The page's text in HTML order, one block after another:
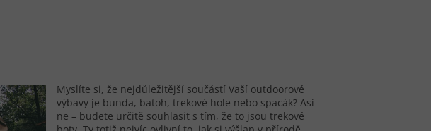
Myslíte si, že nejdůležitější součástí Vaší outdoorové
výbavy je bunda, batoh, trekové hole nebo spacák? Asi
ne – budete určitě souhlasit s tím, že to jsou trekové